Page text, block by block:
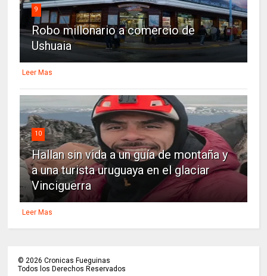
9
Robo millonario a comercio de
Ushuaia
Leer Mas
10
Hallan sin vida a un guía de montaña y
a una turista uruguaya en el glaciar
Vinciguerra
Leer Mas
© 2026 Cronicas Fueguinas
Todos los Derechos Reservados